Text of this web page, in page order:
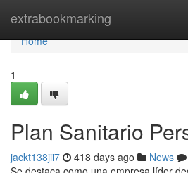
extrabookmarking
Home
Home
1
Plan Sanitario
jackt138jii7 418 days ago News